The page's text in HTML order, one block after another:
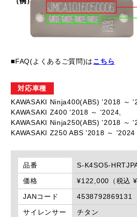
■FAQ(よくあるご質問)はこちら
対応車種
KAWASAKI Ninja400(ABS) '2018 ～
KAWASAKI Z400 '2018 ～ '2024,
KAWASAKI Ninja250(ABS) '2018 ～
KAWASAKI Z250 ABS '2018 ～ '2024
品番
S-K4SO5-
価格
¥122,000（税込
JANコード
4538792869131
サイレンサー
チタン